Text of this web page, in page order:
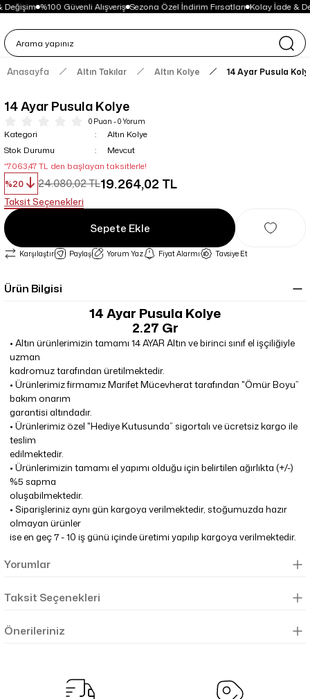
%100 Güvenli Alışveriş Sezona Özel İndirim Fırsatları Kolay İade &
Anasayfa Altın Takılar Altın Kolye 14 Ayar Pusula
14 Ayar Pusula Kolye
0 Puan - 0 Yorum
Kategori
Altın Kolye
Stok Durumu
Mevcut
*7.063,47 TL den başlayan taksitlerle!
%20
24.080,02 TL19.264,02 TL
Taksit Seçenekleri
Sepete Ekle
Karşılaştır Paylaş Yorum Yaz Fiyat Alarmı Tavsiye Et
Ürün Bilgisi
14 Ayar Pusula Kolye
2.27 Gr
• Altın ürünlerimizin tamamı 14 AYAR Altın ve birinci sınıf el işçiliğiyle
uzman
kadromuz tarafından üretilmektedir.
• Ürünlerimiz firmamız Marifet Mücevherat tarafından "Ömür Boyu”
bakım onarım
garantisi altındadır.
• Ürünlerimiz özel "Hediye Kutusunda” sigortalı ve ücretsiz kargo ile
teslim
edilmektedir.
• Ürünlerimizin tamamı el yapımı olduğu için belirtilen ağırlıkta (+/-)
%5 sapma
oluşabilmektedir.
• Siparişleriniz aynı gün kargoya verilmektedir, stoğumuzda hazır
olmayan ürünler
ise en geç 7 - 10 iş günü içinde üretimi yapılıp kargoya verilmektedir.
Yorumlar
Taksit Seçenekleri
Önerileriniz